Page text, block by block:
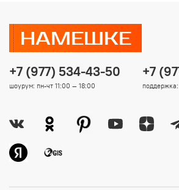
+7 (977) 534-43-50
шоурум: пн-чт 11:00 — 18:00
+7